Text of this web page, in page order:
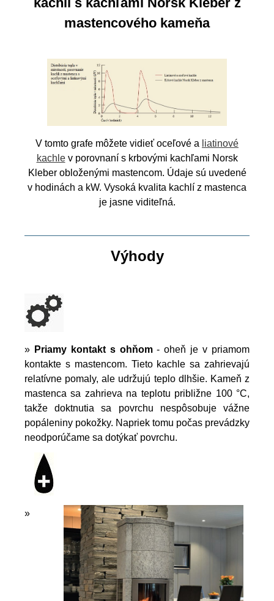
mastencového kameňa
V tomto grafe môžete vidieť oceľové a liatinové
kachlev porovnaní s krbovými kachľami Norsk
Kleber obloženými mastencom. Údaje sú uvedené
v hodinách a kW. Vysoká kvalita kachlí z mastenca
je jasne viditeľná.
Výhody
» Priamy kontakt s ohňom- oheň je v priamom
kontakte s mastencom. Tieto kachle sa zahrievajú
relatívne pomaly, ale udržujú teplo dlhšie. Kameň z
mastenca sa zahrieva na teplotu približne 100 °C,
takže doktnutia sa povrchu nespôsobuje vážne
popáleniny pokožky. Napriek tomu počas prevádzky
neodporúčame sa dotýkať povrchu.
»